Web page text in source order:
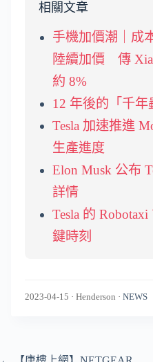
相關文章
手機加價潮｜成
陸續加價 傳
約 8%
12 年後的「千年
Tesla 加速推進
生產進度
Elon Musk 公布
詳情
Tesla 的
鍵時刻
2023-04-15 · Henderson · NEWS